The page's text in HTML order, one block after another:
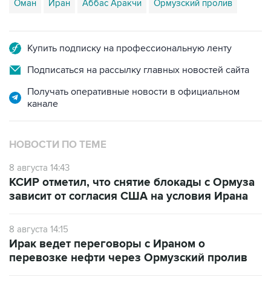
Подписаться на рассылку главных новостей сайта
Получать оперативные новости в официальном
НОВОСТИ ПО ТЕМЕ
8 августа 14:43
зависит от согласия США на условия Ирана
перевозке нефти через Ормузский пролив
7 августа 16:03